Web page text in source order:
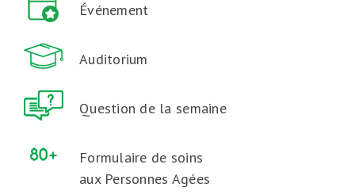
Événement
Auditorium
Question de la semaine
Formulaire de soins
aux Personnes Agées